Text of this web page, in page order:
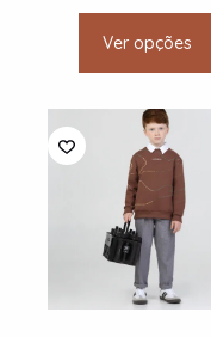
Ver opções
product
variants.
The
options
may
be
chosen
on
the
product
page